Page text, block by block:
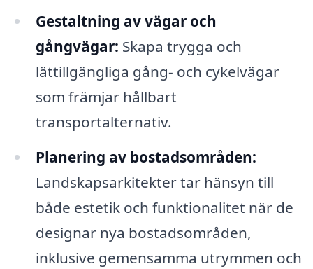
Gestaltning av vägar och
gångvägar: Skapa trygga och
lättillgängliga gång- och cykelvägar
som främjar hållbart
transportalternativ.
Planering av bostadsområden:
Landskapsarkitekter tar hänsyn till
både estetik och funktionalitet när de
designar nya bostadsområden,
inklusive gemensamma utrymmen och